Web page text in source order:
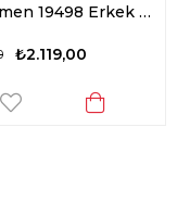
Marcomen 19498 Erkek Hakiki Deri Casual Ayakkabı Siyah
₺2.119,00